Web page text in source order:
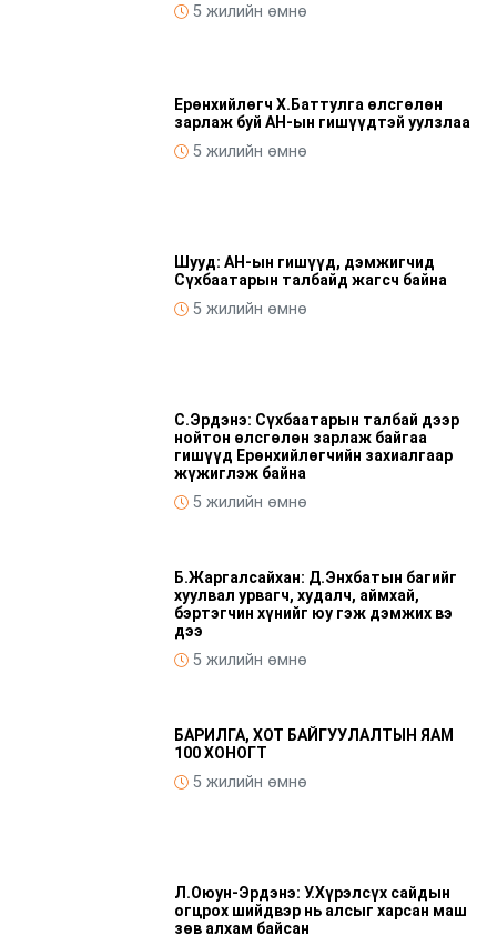
5 жилийн өмнө
Ерөнхийлөгч Х.Баттулга өлсгөлөн
зарлаж буй АН-ын гишүүдтэй уулзлаа
5 жилийн өмнө
Шууд: АН-ын гишүүд, дэмжигчид
Сүхбаатарын талбайд жагсч байна
5 жилийн өмнө
С.Эрдэнэ: Сүхбаатарын талбай дээр
нойтон өлсгөлөн зарлаж байгаа
гишүүд Ерөнхийлөгчийн захиалгаар
жүжиглэж байна
5 жилийн өмнө
Б.Жаргалсайхан: Д.Энхбатын багийг
хуулвал урвагч, худалч, аймхай,
бэртэгчин хүнийг юу гэж дэмжих вэ
дээ
5 жилийн өмнө
БАРИЛГА, ХОТ БАЙГУУЛАЛТЫН ЯАМ
100 ХОНОГТ
5 жилийн өмнө
Л.Оюун-Эрдэнэ: У.Хүрэлсүх сайдын
огцрох шийдвэр нь алсыг харсан маш
зөв алхам байсан